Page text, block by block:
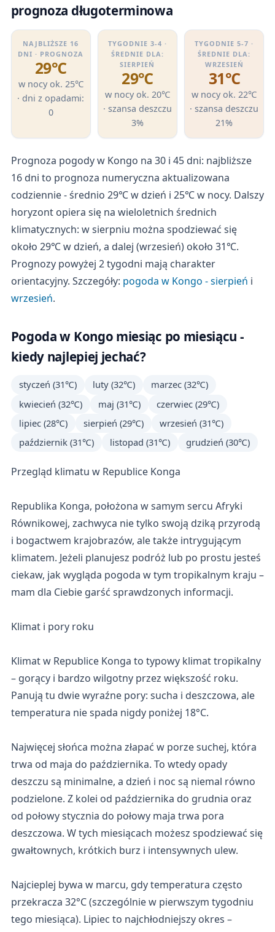
prognoza długoterminowa
NAJBLIŻSZE 16
DNI · PROGNOZA
29℃
w nocy ok. 25℃
· dni z opadami:
0
TYGODNIE 3-4 ·
ŚREDNIE DLA:
SIERPIEŃ
29℃
w nocy ok. 20℃
· szansa deszczu
3%
TYGODNIE 5-7 ·
ŚREDNIE DLA:
WRZESIEŃ
31℃
w nocy ok. 22℃
· szansa deszczu
21%
Prognoza pogody w Kongo na 30 i 45 dni: najbliższe
16 dni to prognoza numeryczna aktualizowana
codziennie - średnio 29℃ w dzień i 25℃ w nocy. Dalszy
horyzont opiera się na wieloletnich średnich
klimatycznych: w sierpniu można spodziewać się
około 29℃ w dzień, a dalej (wrzesień) około 31℃.
Prognozy powyżej 2 tygodni mają charakter
orientacyjny. Szczegóły: pogoda w Kongo - sierpień i
wrzesień.
Pogoda w Kongo miesiąc po miesiącu -
kiedy najlepiej jechać?
styczeń (31℃) luty (32℃)
marzec (32℃)
kwiecień (32℃)
maj (31℃)
czerwiec (29℃)
lipiec (28℃)
sierpień (29℃)
wrzesień (31℃)
październik (31℃)
listopad (31℃) grudzień (30℃)
Przegląd klimatu w Republice Konga
Republika Konga, położona w samym sercu Afryki
Równikowej, zachwyca nie tylko swoją dziką przyrodą
i bogactwem krajobrazów, ale także intrygującym
klimatem. Jeżeli planujesz podróż lub po prostu jesteś
ciekaw, jak wygląda pogoda w tym tropikalnym kraju –
mam dla Ciebie garść sprawdzonych informacji.
Klimat i pory roku
Klimat w Republice Konga to typowy klimat tropikalny
– gorący i bardzo wilgotny przez większość roku.
Panują tu dwie wyraźne pory: sucha i deszczowa, ale
temperatura nie spada nigdy poniżej 18°C.
Najwięcej słońca można złapać w porze suchej, która
trwa od maja do października. To wtedy opady
deszczu są minimalne, a dzień i noc są niemal równo
podzielone. Z kolei od października do grudnia oraz
od połowy stycznia do połowy maja trwa pora
deszczowa. W tych miesiącach możesz spodziewać się
gwałtownych, krótkich burz i intensywnych ulew.
Najcieplej bywa w marcu, gdy temperatura często
przekracza 32°C (szczególnie w pierwszym tygodniu
tego miesiąca). Lipiec to najchłodniejszy okres –